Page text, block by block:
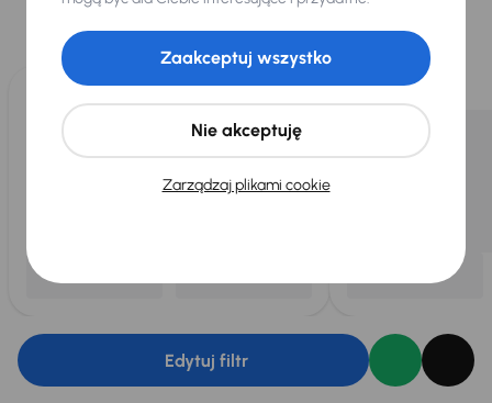
Wybieramy dla Ciebienajlepsze pojazdyz naszej oferty. Kupimy
dla Ciebiedo 400 pojazdówkażdego dnia.
Edytuj filtr
Zarządzaj plikami cookie
Nie akceptuję
Zaakceptuj wszystko